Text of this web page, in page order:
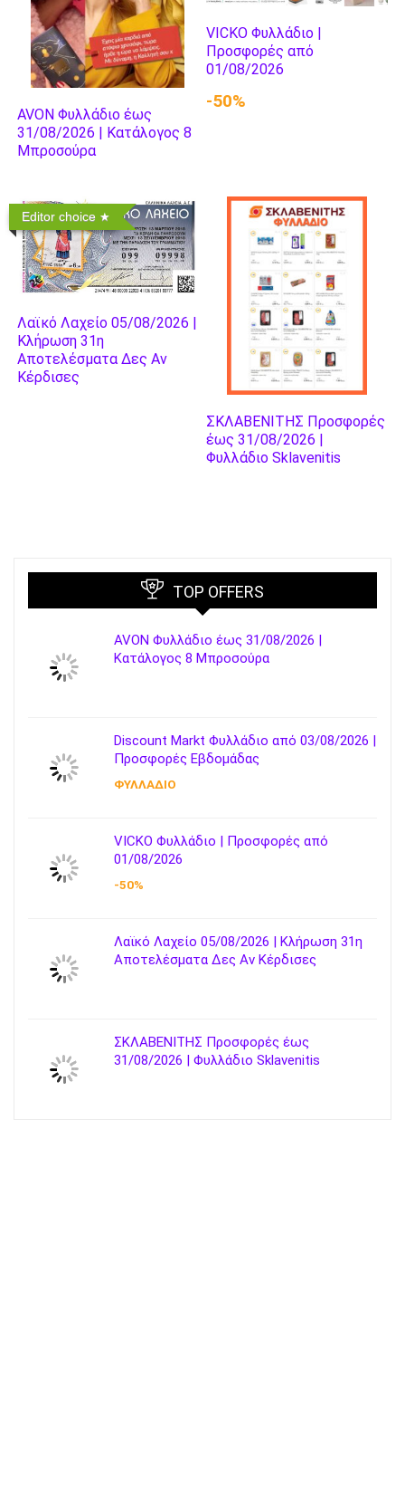
AVON Φυλλάδιο έως
31/08/2026 | Κατάλογος 8
Μπροσούρα
VICKO Φυλλάδιο |
Προσφορές από
01/08/2026
-50%
Editor choice
Λαϊκό Λαχείο 05/08/2026 |
Κλήρωση 31η
Αποτελέσματα Δες Αν
Κέρδισες
ΣΚΛΑΒΕΝΙΤΗΣ Προσφορές
έως 31/08/2026 |
Φυλλάδιο Sklavenitis
TOP OFFERS
AVON Φυλλάδιο έως 31/08/2026 |
Κατάλογος 8 Μπροσούρα
Discount Markt Φυλλάδιο από 03/08/2026 |
Προσφορές Εβδομάδας
ΦΥΛΛΑΔΙΟ
VICKO Φυλλάδιο | Προσφορές από
01/08/2026
-50%
Λαϊκό Λαχείο 05/08/2026 | Κλήρωση 31η
Αποτελέσματα Δες Αν Κέρδισες
ΣΚΛΑΒΕΝΙΤΗΣ Προσφορές έως
31/08/2026 | Φυλλάδιο Sklavenitis